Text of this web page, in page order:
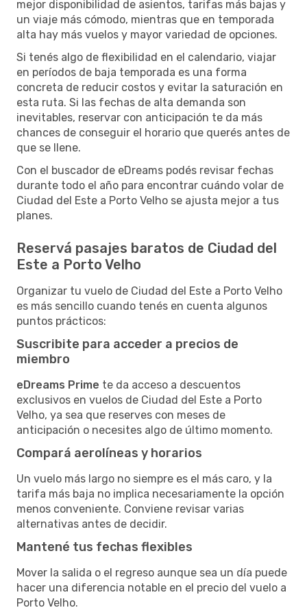
mejor disponibilidad de asientos, tarifas más bajas y
un viaje más cómodo, mientras que en temporada
alta hay más vuelos y mayor variedad de opciones.
Si tenés algo de flexibilidad en el calendario, viajar
en períodos de baja temporada es una forma
concreta de reducir costos y evitar la saturación en
esta ruta. Si las fechas de alta demanda son
inevitables, reservar con anticipación te da más
chances de conseguir el horario que querés antes de
que se llene.
Con el buscador de eDreams podés revisar fechas
durante todo el año para encontrar cuándo volar de
Ciudad del Este a Porto Velho se ajusta mejor a tus
planes.
Reservá pasajes baratos de Ciudad del
Este a Porto Velho
Organizar tu vuelo de Ciudad del Este a Porto Velho
es más sencillo cuando tenés en cuenta algunos
puntos prácticos:
Suscribite para acceder a precios de
miembro
eDreams Prime te da acceso a descuentos
exclusivos en vuelos de Ciudad del Este a Porto
Velho, ya sea que reserves con meses de
anticipación o necesites algo de último momento.
Compará aerolíneas y horarios
Un vuelo más largo no siempre es el más caro, y la
tarifa más baja no implica necesariamente la opción
menos conveniente. Conviene revisar varias
alternativas antes de decidir.
Mantené tus fechas flexibles
Mover la salida o el regreso aunque sea un día puede
hacer una diferencia notable en el precio del vuelo a
Porto Velho.